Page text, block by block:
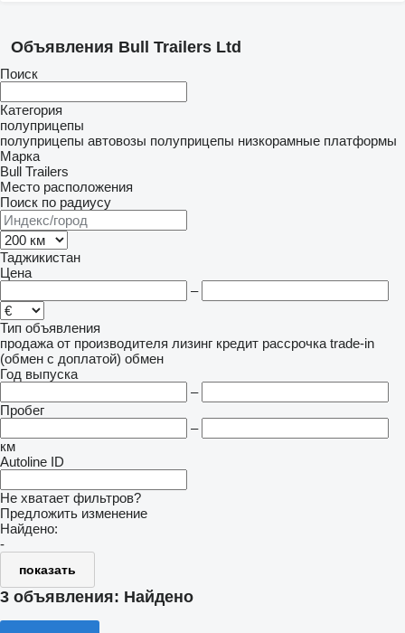
Объявления Bull Trailers Ltd
Поиск
Категория
полуприцепы
полуприцепы автовозы полуприцепы низкорамные платформы
Марка
Bull Trailers
Место расположения
Поиск по радиусу
Таджикистан
Цена
–
Тип объявления
продажа от производителя лизинг кредит рассрочка trade-in
(обмен с доплатой) обмен
Год выпуска
–
Пробег
–
км
Autoline ID
Не хватает фильтров?
Предложить изменение
Найдено:
-
показать
3 объявления: Найдено